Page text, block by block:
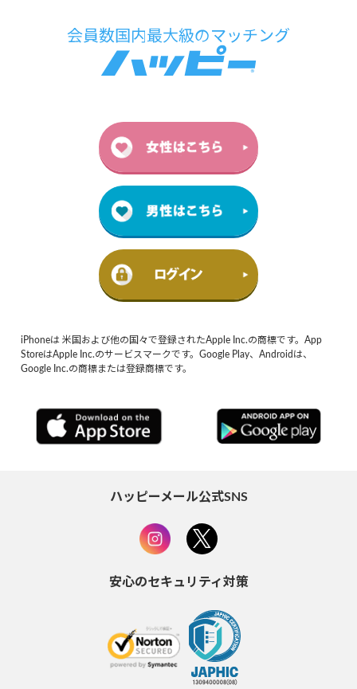
iPhoneは 米国および他の国々で登録されたApple Inc.の商標です。App
StoreはApple Inc.のサービスマークです。Google Play、Androidは、
Google Inc.の商標または登録商標です。
ハッピーメール公式SNS
安心のセキュリティ対策